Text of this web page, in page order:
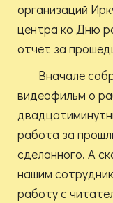
организаций
центра ко Дню
отчет за
Вначале
видеофильм о
работа за
сделанного. А
нашим
работу с